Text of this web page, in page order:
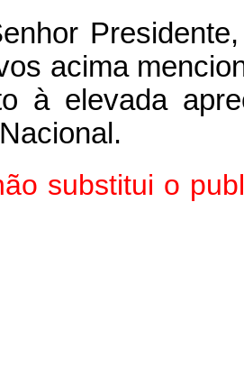
acima
à elevada
substitui o